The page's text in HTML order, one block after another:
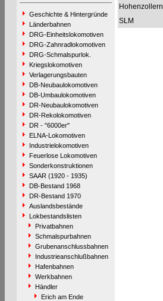
Geschichte & Hintergründe
Länderbahnen
DRG-Einheitslokomotiven
DRG-Zahnradlokomotiven
DRG-Schmalspurlok.
Kriegslokomotiven
Verlagerungsbauten
DB-Neubaulokomotiven
DB-Umbaulokomotiven
DR-Neubaulokomotiven
DR-Rekolokomotiven
DR - "6000er"
ELNA-Lokomotiven
Industrielokomotiven
Feuerlose Lokomotiven
Sonderkonstruktionen
SAAR (1920 - 1935)
DB-Bestand 1968
DR-Bestand 1970
Auslandsbestände
Lokbestandslisten
Privatbahnen
Schmalspurbahnen
Grubenanschlussbahnen
Industrieanschlußbahnen
Hafenbahnen
Werkbahnen
Händler
Erich am Ende
Hohenzollern
SLM